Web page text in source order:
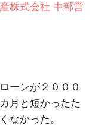
株式会社 中部営
ーンが２０００
月と短かったた
なかった。